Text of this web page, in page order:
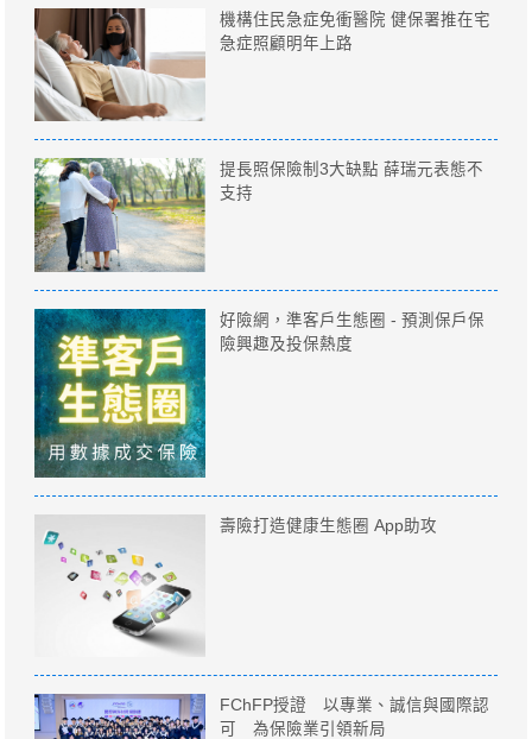
機構住民急症免衝醫院 健保署推在宅
急症照顧明年上路
提長照保險制3大缺點 薛瑞元表態不
支持
好險網，準客戶生態圈 - 預測保戶保
險興趣及投保熱度
壽險打造健康生態圈 App助攻
FChFP授證 以專業、誠信與國際認
可 為保險業引領新局